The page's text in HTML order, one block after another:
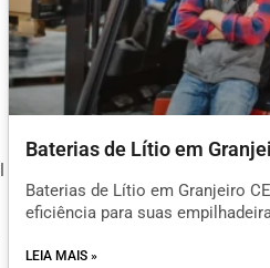
Baterias de Lítio em
Baterias de Lítio em Granjeiro
eficiência para suas
LEIA MAIS »